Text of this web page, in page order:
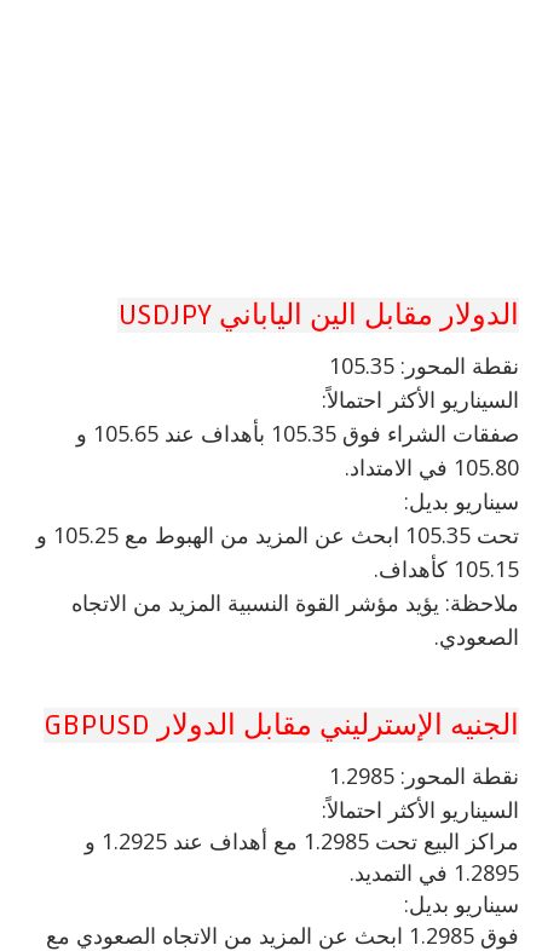
الدولار مقابل الين الياباني USDJPY
نقطة المحور: 105.35
السيناريو الأكثر احتمالاً:
صفقات الشراء فوق 105.35 بأهداف عند 105.65 و
105.80 في الامتداد.
سيناريو بديل:
تحت 105.35 ابحث عن المزيد من الهبوط مع 105.25 و
105.15 كأهداف.
ملاحظة: يؤيد مؤشر القوة النسبية المزيد من الاتجاه
الصعودي.
الجنيه الإسترليني مقابل الدولار GBPUSD
نقطة المحور: 1.2985
السيناريو الأكثر احتمالاً:
مراكز البيع تحت 1.2985 مع أهداف عند 1.2925 و
1.2895 في التمديد.
سيناريو بديل:
فوق 1.2985 ابحث عن المزيد من الاتجاه الصعودي مع